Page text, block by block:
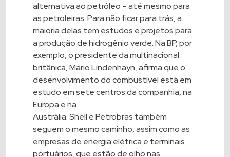
alternativa ao petróleo – até mesmo para
as petroleiras. Para não ficar para trás, a
maioria delas tem estudos e projetos para
a produção de hidrogênio verde. NaBP, por
exemplo, o presidente da multinacional
britânica, Mario Lindenhayn, afirma que o
desenvolvimento do combustível está em
estudo em sete centros da companhia, na
Europa e na
Austrália.Shell ePetrobras também
seguem o mesmo caminho, assim como as
empresas de energia elétrica e terminais
portuários, que estão de olho nas